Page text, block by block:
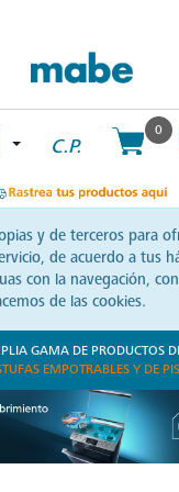
C.P.
0
y de terceros para
de acuerdo a tus
con la navegación,
de las cookies.
GAMA DE PRODUCTOS
EMPOTRABLES Y DE